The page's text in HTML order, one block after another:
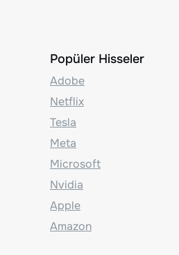
Popüler Hisseler
Adobe
Netflix
Tesla
Meta
Microsoft
Nvidia
Apple
Amazon